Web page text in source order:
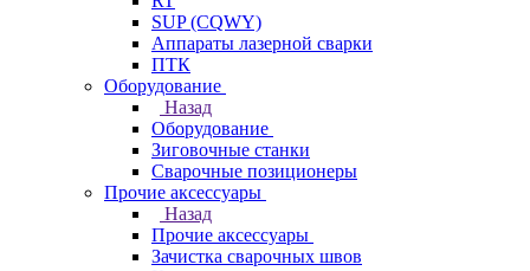
SUP (CQWY)
Аппараты лазерной сварки
ПТК
Оборудование
Назад
Оборудование
Зиговочные станки
Сварочные позиционеры
Прочие аксессуары
Назад
Прочие аксессуары
Зачистка сварочных швов